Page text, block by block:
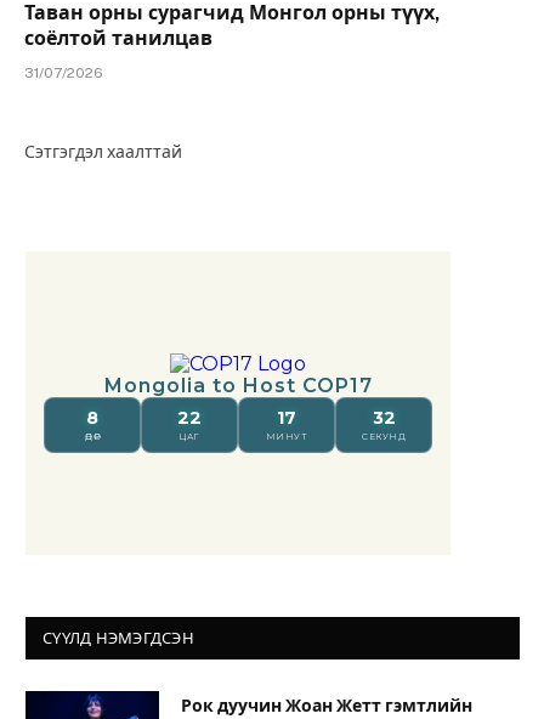
Таван орны сурагчид Монгол орны түүх,
соёлтой танилцав
31/07/2026
Сэтгэгдэл хаалттай
СҮҮЛД НЭМЭГДСЭН
Рок дуучин Жоан Жетт гэмтлийн